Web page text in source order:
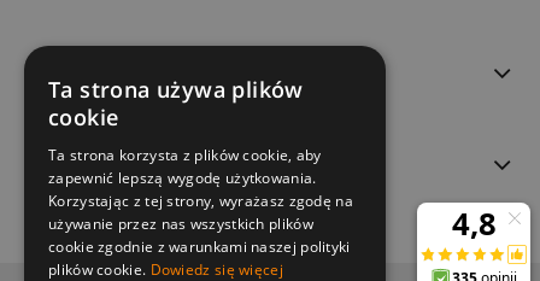
O NAS
Ta strona używa plików
cookie
Ta strona korzysta z plików cookie, aby
zapewnić lepszą wygodę użytkowania.
Korzystając z tej strony, wyrażasz zgodę na
używanie przez nas wszystkich plików
cookie zgodnie z warunkami naszej polityki
plików cookie. Dowiedz się więcej